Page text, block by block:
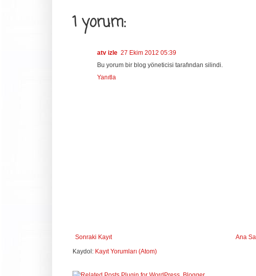
1 yorum:
atv izle 27 Ekim 2012 05:39
Bu yorum bir blog yöneticisi tarafından silindi.
Yanıtla
Sonraki Kayıt
Ana
Kaydol: Kayıt Yorumları (Atom)